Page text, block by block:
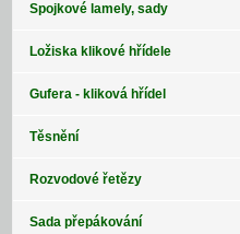
Spojkové lamely, sady
Ložiska klikové hřídele
Gufera - kliková hřídel
Těsnění
Rozvodové řetězy
Sada přepákování